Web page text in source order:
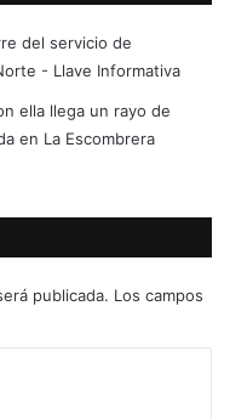
del servicio de
- Llave Informativa
ella llega un rayo de
en La Escombrera
publicada. Los campos